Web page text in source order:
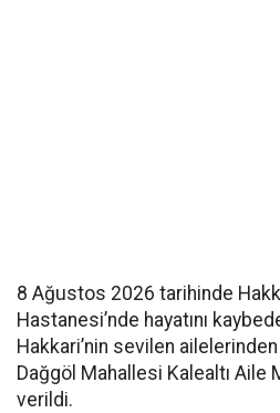
8 Ağustos 2026 tarihinde
Hastanesi’nde hayatını
Hakkari’nin sevilen ailelerinden
Dağgöl Mahallesi Kalealtı Aile
verildi.